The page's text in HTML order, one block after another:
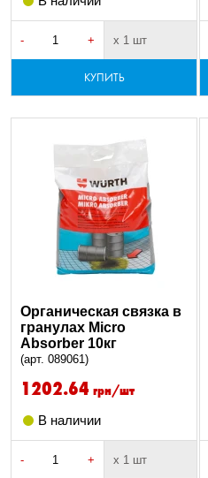
- + х 1 шт
КУПИТЬ
Органическая связка в
гранулах Micro
Absorber 10кг
(арт. 089061)
1202.64 грн/шт
В наличии
- + х 1 шт